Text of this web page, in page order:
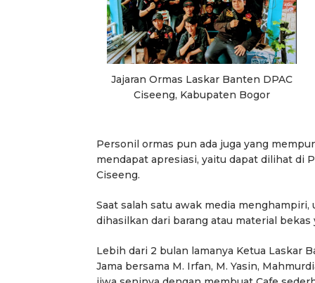
Jajaran Ormas Laskar Banten DPAC
Ciseeng, Kabupaten Bogor
Personil ormas pun ada juga yang
mendapat apresiasi, yaitu dapat dilihat di
Ciseeng.
Saat salah satu awak media
dihasilkan dari barang atau material
Lebih dari 2 bulan lamanya Ketua Laskar
Jama bersama M. Irfan, M. Yasin,